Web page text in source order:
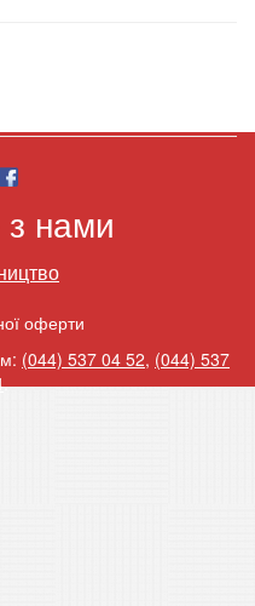
з нами
оферти
(044) 537 04 52, (044) 537
.